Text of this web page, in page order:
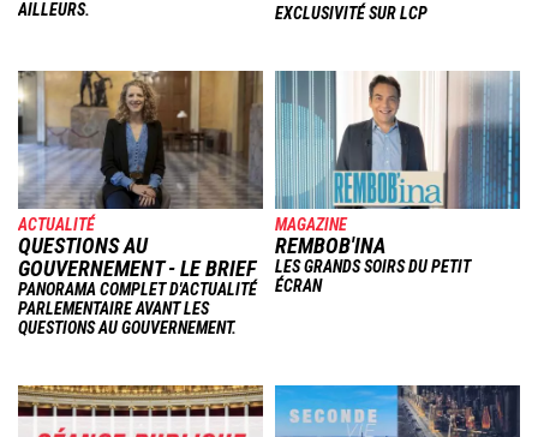
AILLEURS.
EXCLUSIVITÉ SUR LCP
Image
ACTUALITÉ
QUESTIONS AU
GOUVERNEMENT - LE BRIEF
PANORAMA COMPLET D'ACTUALITÉ
PARLEMENTAIRE AVANT LES
QUESTIONS AU GOUVERNEMENT.
Image
MAGAZINE
REMBOB'INA
LES GRANDS SOIRS DU PETIT
ÉCRAN
Image Image